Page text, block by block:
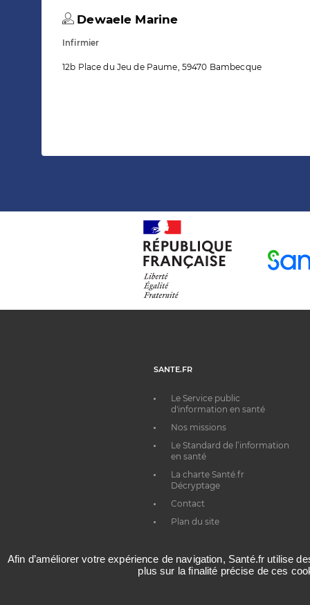
Dewaele Marine
Infirmier
12b Place du Jeu de Paume, 59470 Bambecque
SANTE.FR
Le Service public
d'information en santé
Nos missions
Le Standard de l’information
en santé
La charte Santé.fr
Décryptage
Contact
Plan du site
Afin d’améliorer votre expérience de navigation, Santé.fr utilise
plus sur la finalité précise de ces